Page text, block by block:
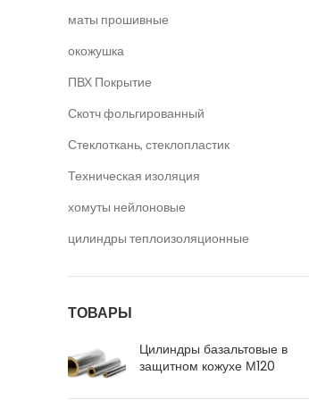
маты прошивные
окожушка
ПВХ Покрытие
Скотч фольгированный
Стеклоткань, стеклопластик
Техническая изоляция
хомуты нейлоновые
цилиндры теплоизоляционные
ТОВАРЫ
Цилиндры базальтовые в
защитном кожухе М120